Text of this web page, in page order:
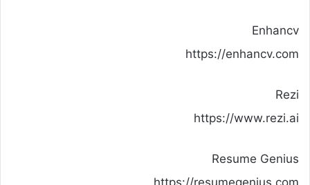
Enhancv
https://enhancv.com
Rezi
https://www.rezi.ai
Resume Genius
https://resumegenius.com